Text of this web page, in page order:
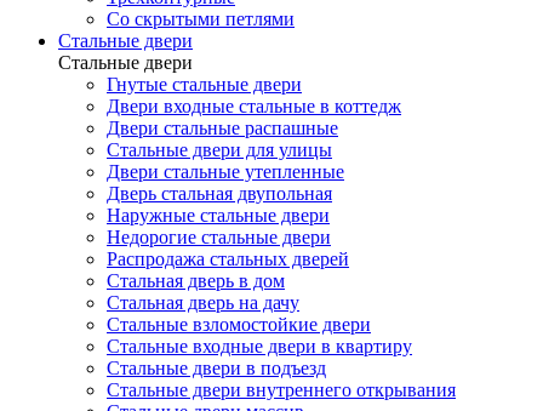
Со скрытыми петлями
Стальные двери
Стальные двери
Гнутые стальные двери
Двери входные стальные в коттедж
Двери стальные распашные
Стальные двери для улицы
Двери стальные утепленные
Дверь стальная двупольная
Наружные стальные двери
Недорогие стальные двери
Распродажа стальных дверей
Стальная дверь в дом
Стальная дверь на дачу
Стальные взломостойкие двери
Стальные входные двери в квартиру
Стальные двери в подъезд
Стальные двери внутреннего открывания